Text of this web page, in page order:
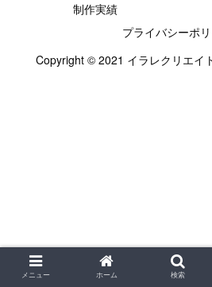
制作実績
プライバシーポ
Copyright © 2021 イラレクリエイ
メニュー ホーム 検索